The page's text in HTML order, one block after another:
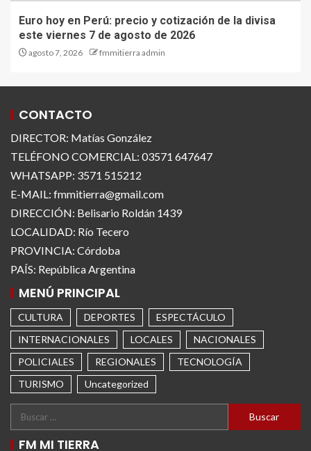
Euro hoy en Perú: precio y cotización de la divisa
este viernes 7 de agosto de 2026
agosto 7, 2026 fmmitierra admin
CONTACTO
DIRECTOR: Matías González
TELÉFONO COMERCIAL: 03571 647647
WHATSAPP: 3571 515212
E-MAIL: fmmitierra@gmail.com
DIRECCIÓN: Belisario Roldán 1439
LOCALIDAD: Río Tecero
PROVINCIA: Córdoba
PAÍS: República Argentina
MENÚ PRINCIPAL
CULTURA DEPORTES
ESPECTÁCULO
INTERNACIONALES
LOCALES
NACIONALES
POLICIALES
REGIONALES
TECNOLOGÍA
TURISMO
Uncategorized
FM MI TIERRA